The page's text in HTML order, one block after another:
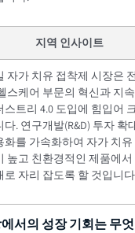
지역 인사이트
자가 치유 접착제 시장은
스케어 부문의 혁신과 지
스트리 4.0 도입에 힘입어
다. 연구개발(R&D) 투자 확
화를 가속화하여 자가 치
높고 친환경적인 제품에
로 자리 잡도록 할 것입니다
서의 성장 기회는 무